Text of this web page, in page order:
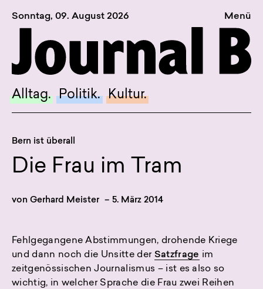
Sonntag, 09. August 2026
Alltag. Politik. Kultur.
Menü
Sagt, was Bern bewegt
Alltag.
Politik.
Kultur.
Dossier.
FACEBOOK
BLUESKY
Bern ist überall
Die Frau im Tram
von Gerhard Meister – 5. März 2014
Fehlgegangene Abstimmungen, drohende Kriege
und dann noch die Unsitte der Satzfrage im
zeitgenössischen Journalismus – ist es also so
wichtig, in welcher Sprache die Frau zwei Reihen